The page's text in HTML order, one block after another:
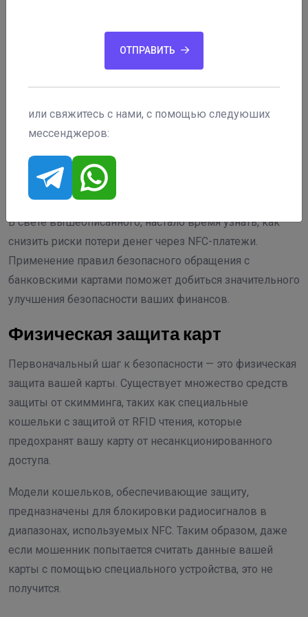
Защита от мошенников NFC
В свете вышеописанного, настало время узнать, как
снизить риски потери денег через NFC-платежи.
Применение правил безопасного обращения с
банковскими картами поможет добиться значительного
улучшения безопасности ваших финансов.
Физическая защита карт
Первоначальный шаг к безопасности — это физическая
защита вашей карты. Существует множество средств
защиты от скимминга, таких как специальные
кошельки с защитой от RFID чтения, которые
предохранят вашу карту от несанкционированного
доступа.
Модели кошельков, обеспечивающие защиту,
предназначены для блокировки радиосигналов в
диапазонах, используемых NFC. Таким образом, даже
если мошенник попытается считать данные вашей
карты с помощью специального устройства, это не
получится.
ОТПРАВИТЬ
или свяжитесь с нами, с помощью следуюших
мессенджеров: